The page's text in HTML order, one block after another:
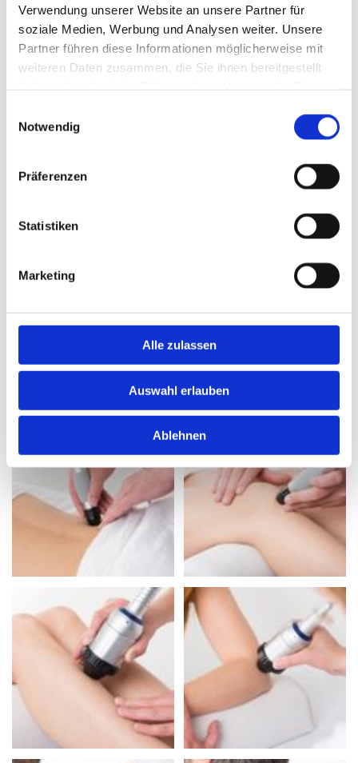
Verwendung unserer Website an unsere Partner für
soziale Medien, Werbung und Analysen weiter. Unsere
Partner führen diese Informationen möglicherweise mit
weiteren Daten zusammen, die Sie ihnen bereitgestellt
Notwendig
Präferenzen
Statistiken
Marketing
Alle zulassen
Auswahl erlauben
Ablehnen